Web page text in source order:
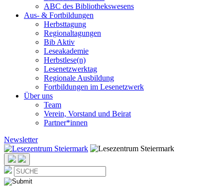
ABC des Bibliothekswesens
Aus- & Fortbildungen
Herbsttagung
Regionaltagungen
Bib Aktiv
Leseakademie
Herbstlese(n)
Lesenetzwerktag
Regionale Ausbildung
Fortbildungen im Lesenetzwerk
Über uns
Team
Verein, Vorstand und Beirat
Partner*innen
Newsletter